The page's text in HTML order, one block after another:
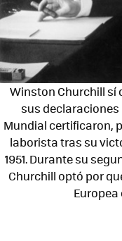
Winston Churchill sí
sus declaraciones
Mundial certificaron,
laborista tras su
1951. Durante su
Churchill optó por
Europea